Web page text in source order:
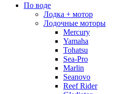
По воде
Лодка + мотор
Лодочные моторы
Mercury
Yamaha
Tohatsu
Sea-Pro
Marlin
Seanovo
Reef Rider